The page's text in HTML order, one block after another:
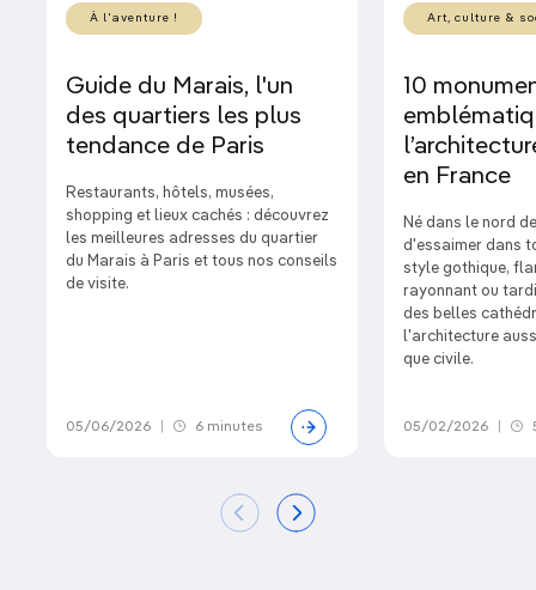
À l'aventure !
Guide du Marais, l'un
des quartiers les plus
tendance de Paris
Restaurants, hôtels, musées,
shopping et lieux cachés : découvrez
les meilleures adresses du quartier
du Marais à Paris et tous nos conseils
de visite.
05/06/2026 6 minutes
Art, culture &
10
en France
Né dans le nord
d'essaimer dans
style gothique,
rayonnant ou
des belles
l'architecture
que civile.
05/02/2026